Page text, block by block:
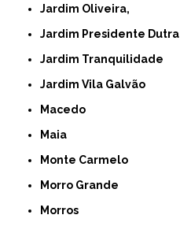
Jardim Oliveira,
Jardim Presidente Dutra
Jardim Tranquilidade
Jardim Vila Galvão
Macedo
Maia
Monte Carmelo
Morro Grande
Morros